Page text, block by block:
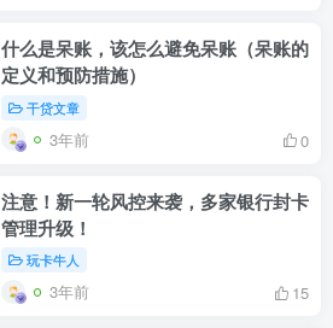
什么是呆账，该怎么避免呆账（呆账的
定义和预防措施）
干贷文章
3年前 0
注意！新一轮风控来袭，多家银行封卡
管理升级！
玩卡牛人
3年前 15